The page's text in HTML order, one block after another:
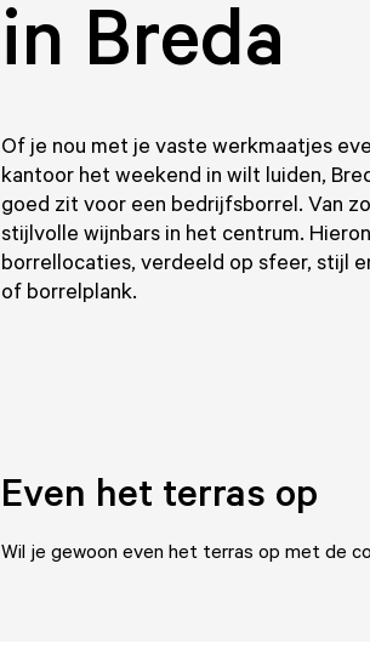
in Breda
Of je nou met je vaste werkmaatjes
kantoor het weekend in wilt luiden,
goed zit voor een bedrijfsborrel. Van
stijlvolle wijnbars in het centrum.
borrellocaties, verdeeld op sfeer, stijl
of borrelplank.
Even het terras op
Wil je gewoon even het terras op met de